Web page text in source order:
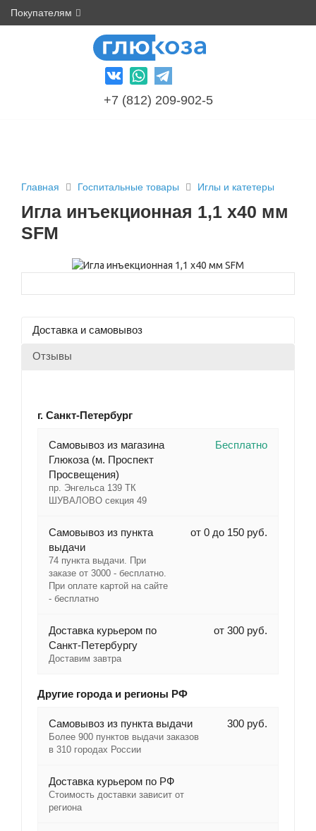
Покупателям
+7 (812) 209-902-5
Главная Госпитальные товары Иглы и катетеры
Игла инъекционная 1,1 х40 мм
SFM
Доставка и самовывоз
Отзывы
г. Санкт-Петербург
Cамовывоз из магазина
Глюкоза (м. Проспект
Просвещения)
пр. Энгельса 139 ТК
ШУВАЛОВО секция 49
Бесплатно
Самовывоз из пункта
выдачи
74 пункта выдачи. При
заказе от 3000 - бесплатно.
При оплате картой на сайте
- бесплатно
от 0 до 150 руб.
Доставка курьером по
Санкт-Петербургу
Доставим завтра
от 300 руб.
Другие города и регионы РФ
Самовывоз из пункта выдачи
Более 900 пунктов выдачи заказов
в 310 городах России
300 руб.
Доставка курьером по РФ
Стоимость доставки зависит от
региона